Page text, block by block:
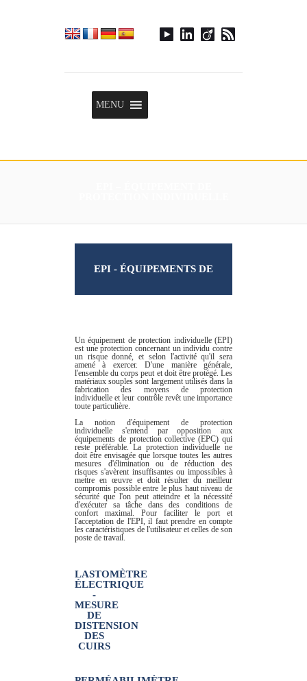
MENU
EPI - ÉQUIPEMENTS DE
Un équipement de protection individuelle (EPI)
est une protection concernant un individu contre
un risque donné, et selon l'activité qu'il sera
amené à exercer. D'une manière générale,
l'ensemble du corps peut et doit être protégé. Les
matériaux souples sont largement utilisés dans la
fabrication des moyens de protection
individuelle et leur contrôle revêt une importance
toute particulière.
La notion d'équipement de protection
individuelle s'entend par opposition aux
équipements de protection collective (EPC) qui
reste préférable. La protection individuelle ne
doit être envisagée que lorsque toutes les autres
mesures d'élimination ou de réduction des
risques s'avèrent insuffisantes ou impossibles à
mettre en œuvre et doit résulter du meilleur
compromis possible entre le plus haut niveau de
sécurité que l'on peut atteindre et la nécessité
d'exécuter sa tâche dans des conditions de
confort maximal. Pour faciliter le port et
l'acceptation de l'EPI, il faut prendre en compte
les caractéristiques de l'utilisateur et celles de son
poste de travail.
LASTOMÈTRE
ÉLECTRIQUE
-
MESURE
DE
DISTENSION
DES
CUIRS